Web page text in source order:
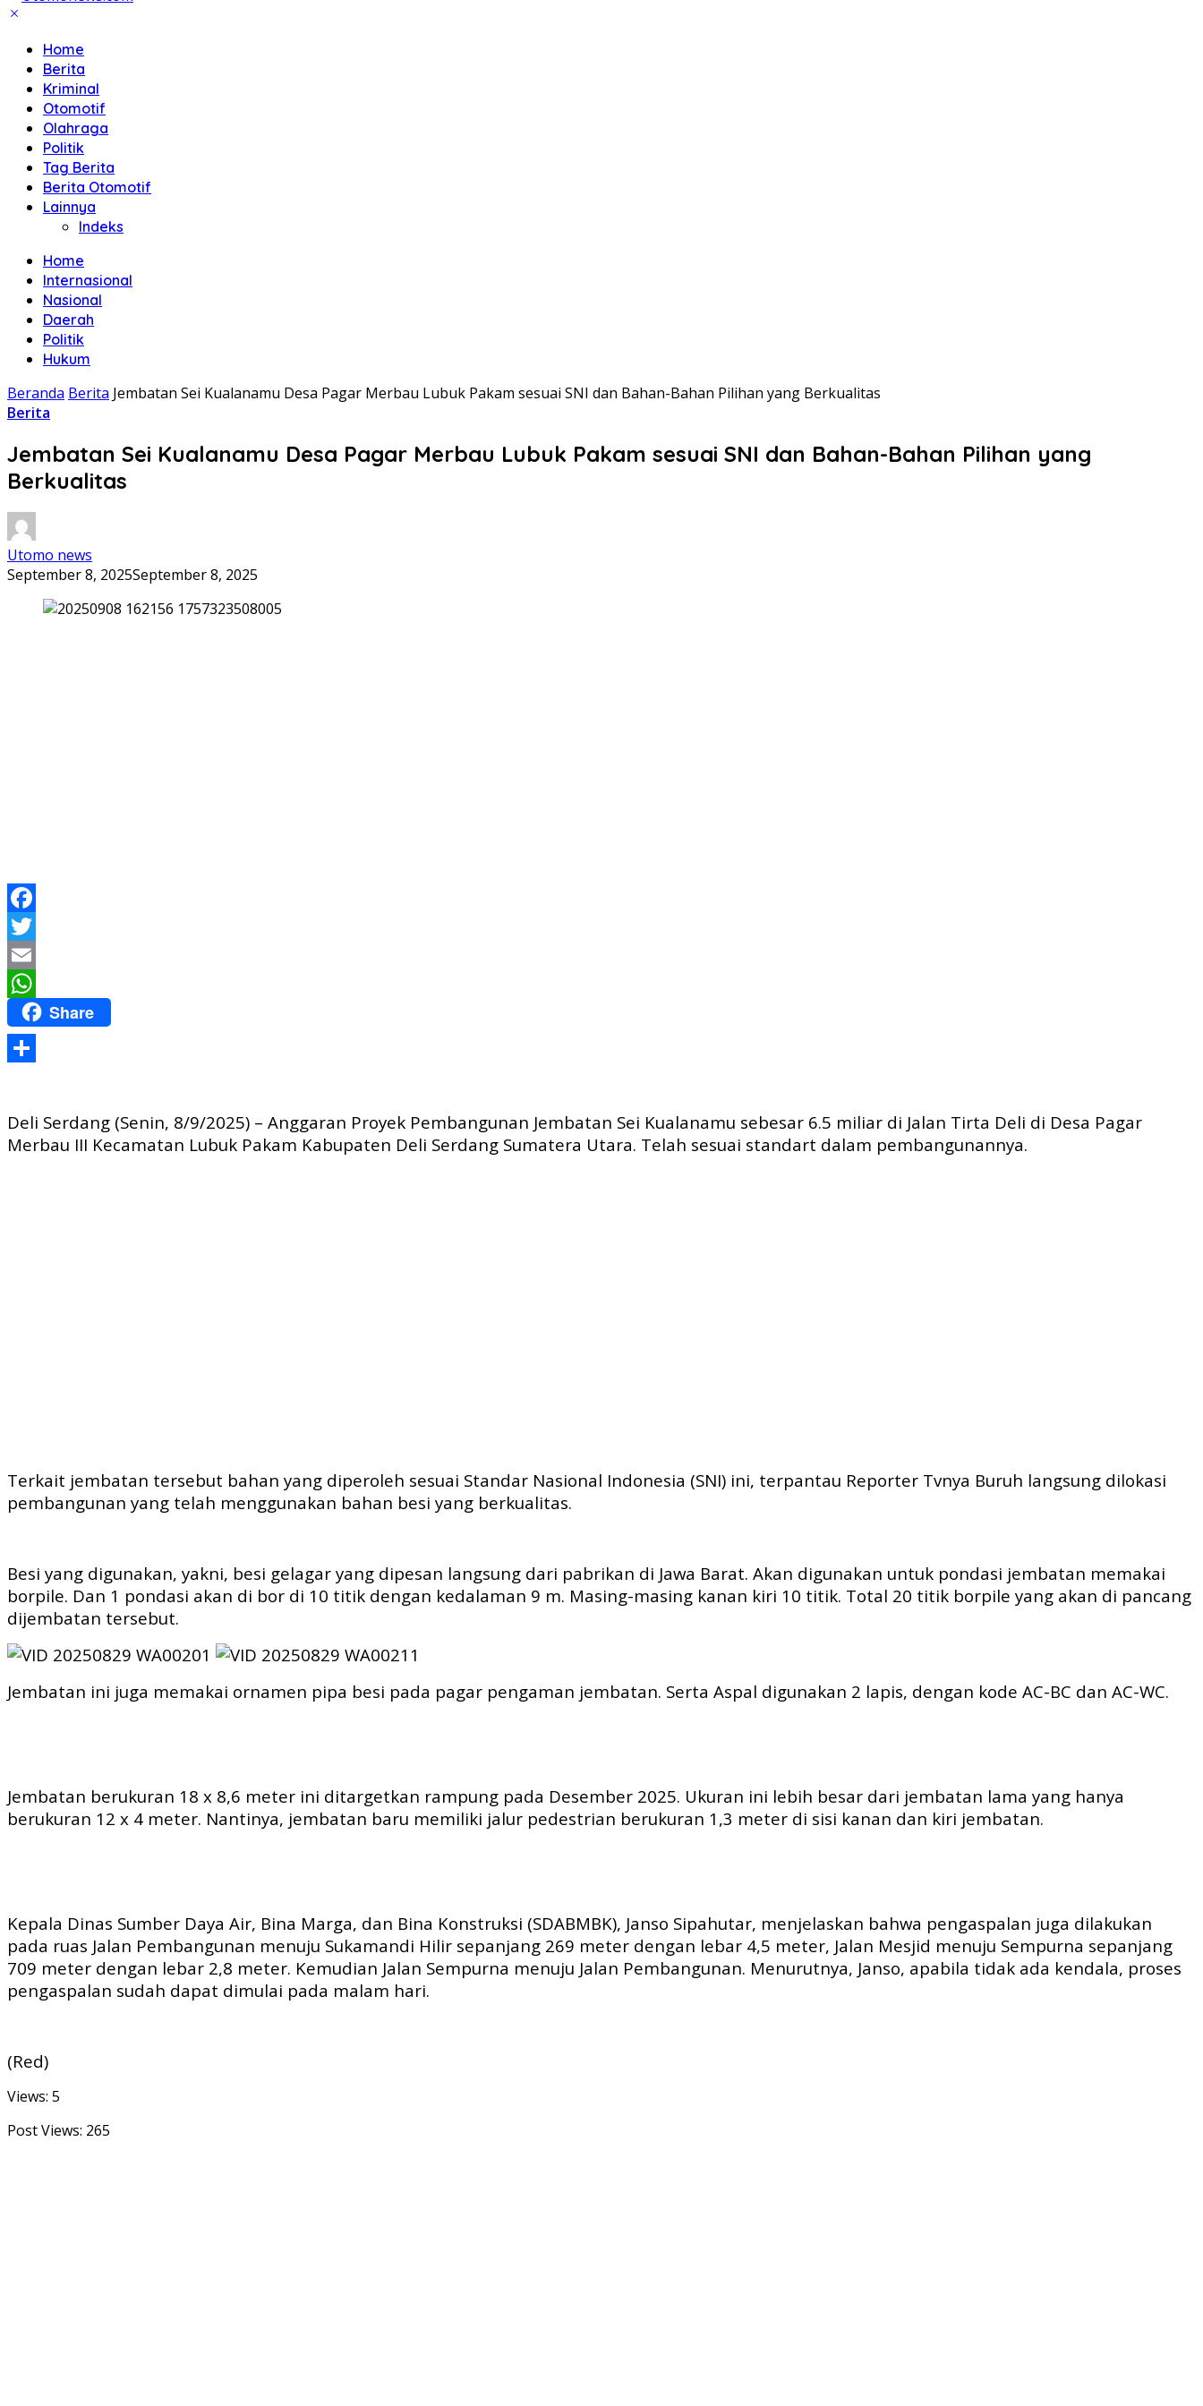
Home
Berita
Kriminal
Otomotif
Olahraga
Politik
Tag Berita
Berita Otomotif
Lainnya
Indeks
Home
Internasional
Nasional
Daerah
Politik
Hukum
Beranda Berita Jembatan Sei Kualanamu Desa Pagar Merbau Lubuk Pakam sesuai SNI dan Bahan-Bahan Pilihan yang Berkualitas
Berita
Jembatan Sei Kualanamu Desa Pagar Merbau Lubuk Pakam sesuai SNI dan Bahan-Bahan Pilihan yang
Berkualitas
Utomo news
September 8, 2025September 8, 2025
Facebook
Twitter
Email
WhatsApp
Share
Deli Serdang (Senin, 8/9/2025) – Anggaran Proyek Pembangunan Jembatan Sei Kualanamu sebesar 6.5 miliar di Jalan Tirta Deli di Desa Pagar
Merbau III Kecamatan Lubuk Pakam Kabupaten Deli Serdang Sumatera Utara. Telah sesuai standart dalam pembangunannya.
Terkait jembatan tersebut bahan yang diperoleh sesuai Standar Nasional Indonesia (SNI) ini, terpantau Reporter Tvnya Buruh langsung dilokasi
pembangunan yang telah menggunakan bahan besi yang berkualitas.
Besi yang digunakan, yakni, besi gelagar yang dipesan langsung dari pabrikan di Jawa Barat. Akan digunakan untuk pondasi jembatan memakai
borpile. Dan 1 pondasi akan di bor di 10 titik dengan kedalaman 9 m. Masing-masing kanan kiri 10 titik. Total 20 titik borpile yang akan di pancang
dijembatan tersebut.
Jembatan ini juga memakai ornamen pipa besi pada pagar pengaman jembatan. Serta Aspal digunakan 2 lapis, dengan kode AC-BC dan AC-WC.
Jembatan berukuran 18 x 8,6 meter ini ditargetkan rampung pada Desember 2025. Ukuran ini lebih besar dari jembatan lama yang hanya
berukuran 12 x 4 meter. Nantinya, jembatan baru memiliki jalur pedestrian berukuran 1,3 meter di sisi kanan dan kiri jembatan.
Kepala Dinas Sumber Daya Air, Bina Marga, dan Bina Konstruksi (SDABMBK), Janso Sipahutar, menjelaskan bahwa pengaspalan juga dilakukan
pada ruas Jalan Pembangunan menuju Sukamandi Hilir sepanjang 269 meter dengan lebar 4,5 meter, Jalan Mesjid menuju Sempurna sepanjang
709 meter dengan lebar 2,8 meter. Kemudian Jalan Sempurna menuju Jalan Pembangunan. Menurutnya, Janso, apabila tidak ada kendala, proses
pengaspalan sudah dapat dimulai pada malam hari.
(Red)
Views: 5
Post Views: 265